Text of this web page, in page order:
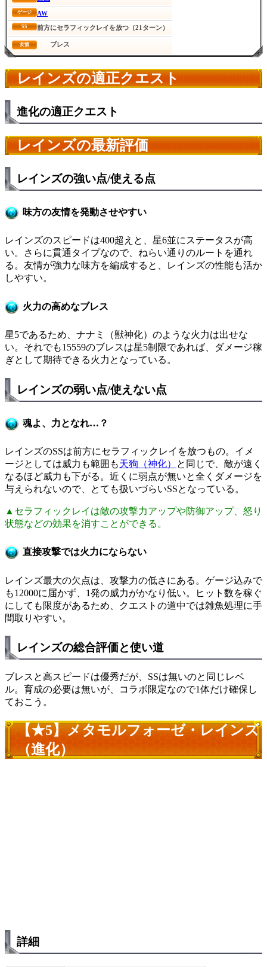
ゲージ AW
SS 前方にセラフィックレイを放つ（21ターン）
友情 ブレス
レインズの適正クエスト
進化の適正クエスト
レインズの最新評価
レインズの強い点/使える点
味方の友情を発動させやすい
レインズのスピードは400超えと、星6並にステータスが高
い。さらに貫通タイプなので、ねらい通りのルートを通れ
る。友情が強力な味方を編成すると、レインズの性能も活か
しやすい。
火力の高めなブレス
星5であるため、ナナミ（獣神化）のような火力は出せな
い。それでも15559のブレスは星5制限であれば、ダメージ稼
ぎとして期待できる火力となっている。
レインズの弱い点/使えない点
魂よ、力となれ…？
レインズのSSは前方にセラフィックレイを放つもの。イメ
ージとしては威力も範囲も天狗（神化）
と同じで、敵が遠く
なるほど威力も下がる。近くに弱点が無いと全くダメージを
与えられないので、とても扱いづらいSSとなっている。
▲セラフィックレイは敵の攻撃力アップや防御アップ、怒り
状態などの効果を消すことができる。
直接攻撃では火力にならない
レインズ最大の欠点は、攻撃力の低さにある。ゲージ込みで
も12000に届かず、1発の威力がかなり低い。ヒット数を稼ぐ
にしても限度があるため、クエストの道中では雑魚処理に手
間取りやすい。
レインズの総合評価と使い道
ブレスと高スピードは優秀だが、SSは無いのと同じレベ
ル。育成の必要は無いが、コラボ限定なので1体だけ確保し
ておこう。
【★5】メタモルフォーゼ・レインズ
（進化）
詳細